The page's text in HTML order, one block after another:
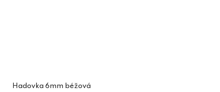
Hadovka 6mm béžová